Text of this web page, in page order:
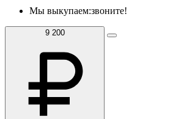
Мы выкупаем:звоните!
9 200